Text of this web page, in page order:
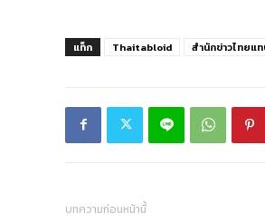
แท็ก Thaitabloid สำนักข่าวไทยแ
บทความก่อนหน้านี้